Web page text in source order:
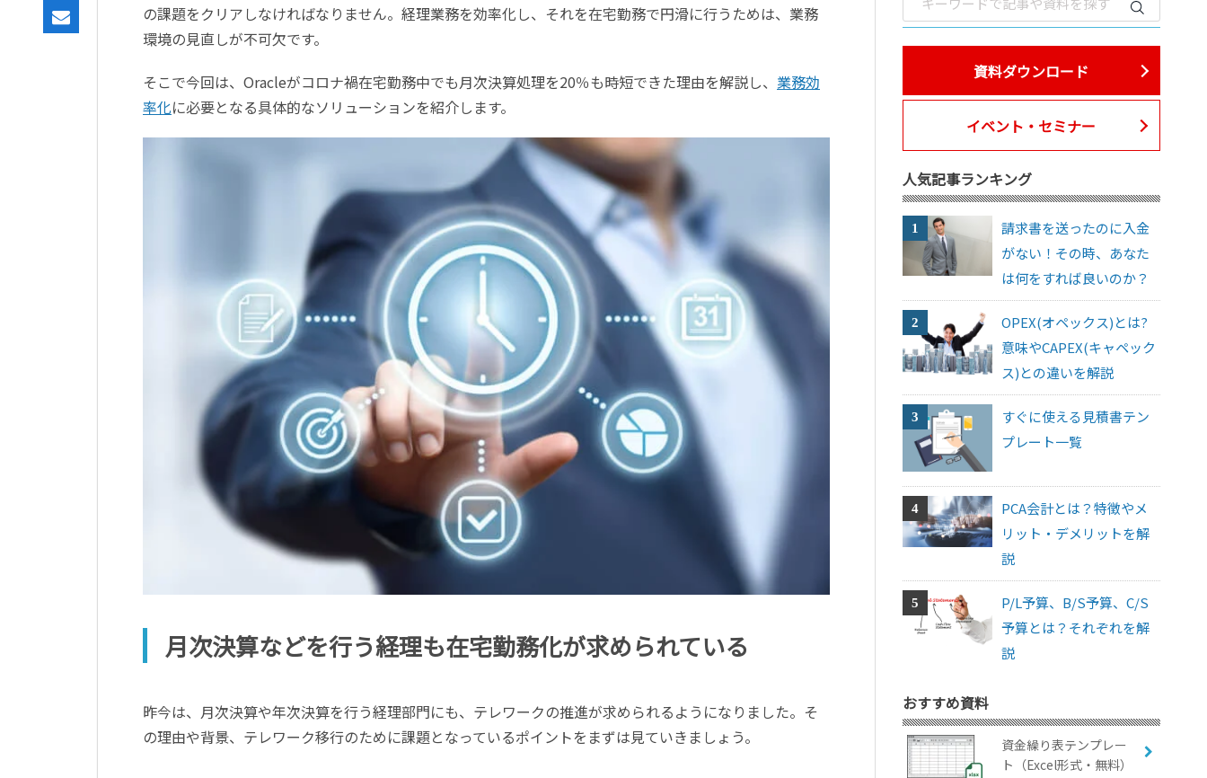
の課題をクリアしなければなりません。経理業務を効率化し、それを在宅勤務で円滑に行うためは、業務
環境の見直しが不可欠です。
そこで今回は、Oracleがコロナ禍在宅勤務中でも月次決算処理を20％も時短できた理由を解説し、 業務効
率化に必要となる具体的なソリューションを紹介します。
月次決算などを行う経理も在宅勤務化が求められている
昨今は、月次決算や年次決算を行う経理部門にも、テレワークの推進が求められるようになりました。そ
の理由や背景、テレワーク移行のために課題となっているポイントをまずは見ていきましょう。
資料ダウンロード
イベント・セミナー
人気記事ランキング
請求書を送ったのに入金
がない！その時、あなた
は何をすれば良いのか？
OPEX(オペックス)とは?
意味やCAPEX(キャペック
ス)との違いを解説
すぐに使える見積書テン
プレート一覧
PCA会計とは？特徴やメ
リット・デメリットを解
説
P/L予算、B/S予算、C/S
予算とは？それぞれを解
説
おすすめ資料
資金繰り表テンプレー
ト（Excel形式・無料）